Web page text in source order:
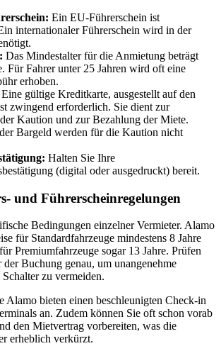
Ein EU-Führerschein ist
internationaler Führerschein wird in der
Das Mindestalter für die Anmietung beträgt
Für Fahrer unter 25 Jahren wird oft eine
erhoben.
Eine gültige Kreditkarte, ausgestellt auf den
zwingend erforderlich. Sie dient zur
Kaution und zur Bezahlung der Miete.
Bargeld werden für die Kaution nicht
Halten Sie Ihre
(digital oder ausgedruckt) bereit.
und Führerscheinregelungen
Bedingungen einzelner Vermieter. Alamo
für Standardfahrzeuge mindestens 8 Jahre
Premiumfahrzeuge sogar 13 Jahre. Prüfen
der Buchung genau, um unangenehme
zu vermeiden.
Alamo bieten einen beschleunigten Check-in
an. Zudem können Sie oft schon vorab
den Mietvertrag vorbereiten, was die
erheblich verkürzt.